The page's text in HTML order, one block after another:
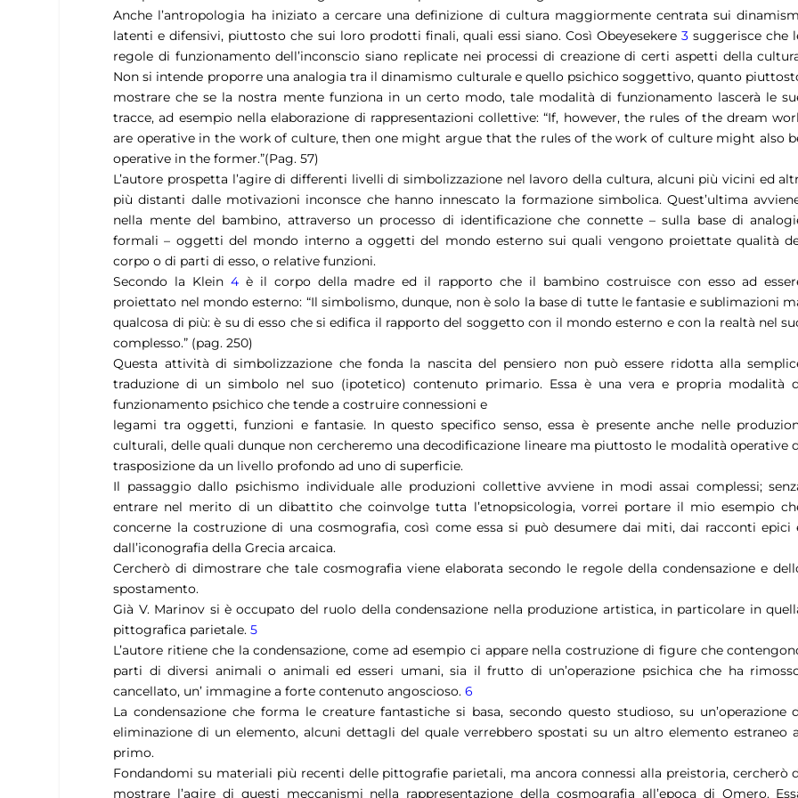
Anche l’antropologia ha iniziato a cercare una definizione di cultura maggiormente centrata sui
latenti e difensivi, piuttosto che sui loro prodotti finali, quali essi siano. Così Obeyesekere3 suggerisce che
regole di funzionamento dell’inconscio siano replicate nei processi di creazione di certi aspetti della
Non si intende proporre una analogia tra il dinamismo culturale e quello psichico soggettivo, quanto
mostrare che se la nostra mente funziona in un certo modo, tale modalità di funzionamento lascerà le
tracce, ad esempio nella elaborazione di rappresentazioni collettive: “If, however, the rules of the dream
are operative in the work of culture, then one might argue that the rules of the work of culture might also
operative in the former.”(Pag. 57)
L’autore prospetta l’agire di differenti livelli di simbolizzazione nel lavoro della cultura, alcuni più vicini ed
più distanti dalle motivazioni inconsce che hanno innescato la formazione simbolica. Quest’ultima
nella mente del bambino, attraverso un processo di identificazione che connette – sulla base di
formali – oggetti del mondo interno a oggetti del mondo esterno sui quali vengono proiettate qualità
corpo o di parti di esso, o relative funzioni.
Secondo la Klein 4è il corpo della madre ed il rapporto che il bambino costruisce con esso ad
proiettato nel mondo esterno: “Il simbolismo, dunque, non è solo la base di tutte le fantasie e sublimazioni
qualcosa di più: è su di esso che si edifica il rapporto del soggetto con il mondo esterno e con la realtà nel
complesso.” (pag. 250)
Questa attività di simbolizzazione che fonda la nascita del pensiero non può essere ridotta alla
traduzione di un simbolo nel suo (ipotetico) contenuto primario. Essa è una vera e propria modalità
funzionamento psichico che tende a costruire connessioni e
legami tra oggetti, funzioni e fantasie. In questo specifico senso, essa è presente anche nelle
culturali, delle quali dunque non cercheremo una decodificazione lineare ma piuttosto le modalità operative
trasposizione da un livello profondo ad uno di superficie.
Il passaggio dallo psichismo individuale alle produzioni collettive avviene in modi assai complessi;
entrare nel merito di un dibattito che coinvolge tutta l’etnopsicologia, vorrei portare il mio esempio
concerne la costruzione di una cosmografia, così come essa si può desumere dai miti, dai racconti epici
dall’iconografia della Grecia arcaica.
Cercherò di dimostrare che tale cosmografia viene elaborata secondo le regole della condensazione e
spostamento.
Già V. Marinov si è occupato del ruolo della condensazione nella produzione artistica, in particolare in
pittografica parietale.5
L’autore ritiene che la condensazione, come ad esempio ci appare nella costruzione di figure che
parti di diversi animali o animali ed esseri umani, sia il frutto di un’operazione psichica che ha
cancellato, un’ immagine a forte contenuto angoscioso.6
La condensazione che forma le creature fantastiche si basa, secondo questo studioso, su un’operazione
eliminazione di un elemento, alcuni dettagli del quale verrebbero spostati su un altro elemento estraneo
primo.
Fondandomi su materiali più recenti delle pittografie parietali, ma ancora connessi alla preistoria, cercherò
mostrare l’agire di questi meccanismi nella rappresentazione della cosmografia all’epoca di Omero.